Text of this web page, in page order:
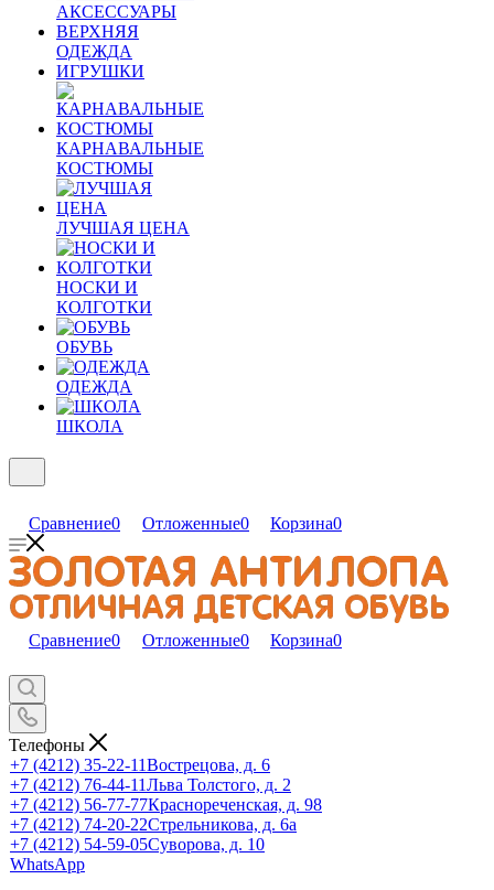
АКСЕССУАРЫ
ВЕРХНЯЯ
ОДЕЖДА
ИГРУШКИ
КАРНАВАЛЬНЫЕ
КОСТЮМЫ
ЛУЧШАЯ ЦЕНА
НОСКИ И
КОЛГОТКИ
ОБУВЬ
ОДЕЖДА
ШКОЛА
Сравнение0 Отложенные0 Корзина0
Сравнение0 Отложенные0 Корзина0
Телефоны
+7 (4212) 35-22-11Вострецова, д. 6
+7 (4212) 76-44-11Льва Толстого, д. 2
+7 (4212) 56-77-77Краснореченская, д. 98
+7 (4212) 74-20-22Стрельникова, д. 6а
+7 (4212) 54-59-05Суворова, д. 10
WhatsApp